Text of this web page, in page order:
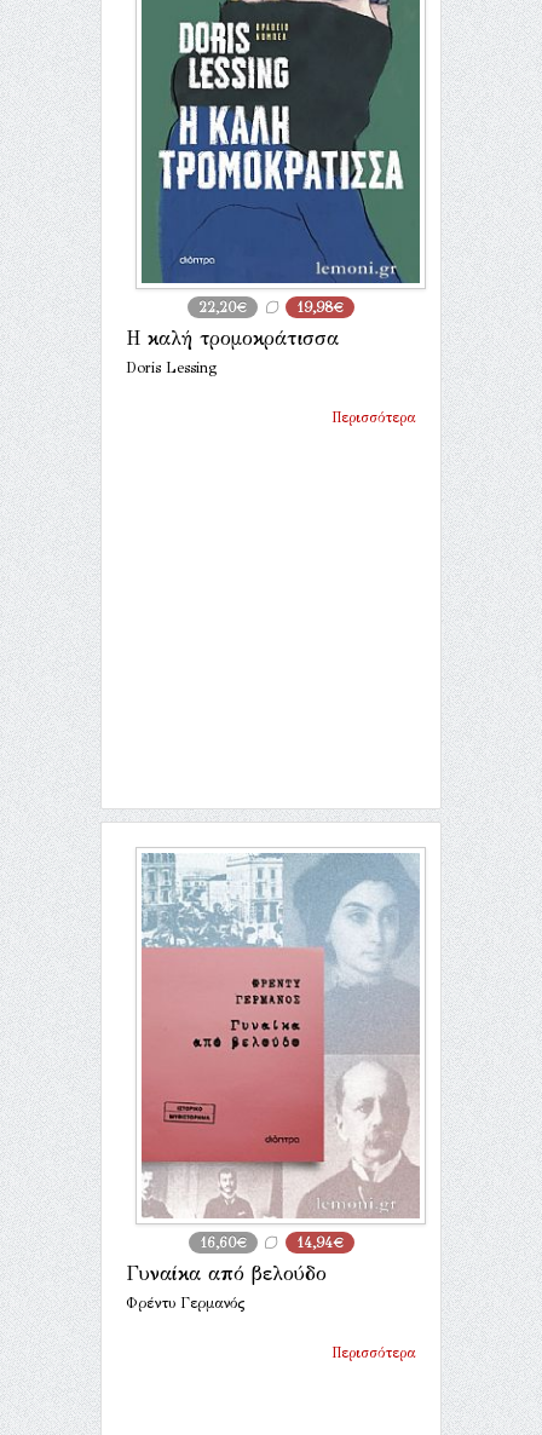
22,20€ 19,98€
Η καλή τρομοκράτισσα
Doris Lessing
Περισσότερα
16,60€ 14,94€
Γυναίκα από βελούδο
Φρέντυ Γερμανός
Περισσότερα